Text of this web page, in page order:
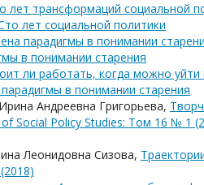
лет трансформаций социальной
лет социальной политики
парадигмы в понимании
в понимании старения
ли работать, когда можно уйти
в понимании старения
Андреевна Григорьева,
of Social Policy Studies: Том 16 № 1
Леонидовна Сизова,